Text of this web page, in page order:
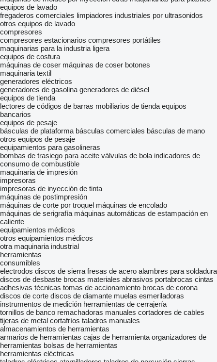
equipos de lavado
fregaderos comerciales limpiadores industriales por ultrasonidos
otros equipos de lavado
compresores
compresores estacionarios compresores portátiles
maquinarias para la industria ligera
equipos de costura
máquinas de coser máquinas de coser botones
maquinaria textil
generadores eléctricos
generadores de gasolina generadores de diésel
equipos de tienda
lectores de códigos de barras mobiliarios de tienda equipos
bancarios
equipos de pesaje
básculas de plataforma básculas comerciales básculas de mano
otros equipos de pesaje
equipamientos para gasolineras
bombas de trasiego para aceite válvulas de bola indicadores de
consumo de combustible
maquinaria de impresión
impresoras
impresoras de inyección de tinta
máquinas de postimpresión
máquinas de corte por troquel máquinas de encolado
máquinas de serigrafía máquinas automáticas de estampación en
caliente
equipamientos médicos
otros equipamientos médicos
otra maquinaria industrial
herramientas
consumibles
electrodos discos de sierra fresas de acero alambres para soldadura
discos de desbaste brocas materiales abrasivos portabrocas cintas
adhesivas técnicas tomas de accionamiento brocas de corona
discos de corte discos de diamante muelas esmeriladoras
instrumentos de medición herramientas de cerrajería
tornillos de banco remachadoras manuales cortadores de cables
tijeras de metal cortafríos taladros manuales
almacenamientos de herramientas
armarios de herramientas cajas de herramienta organizadores de
herramientas bolsas de herramientas
herramientas eléctricas